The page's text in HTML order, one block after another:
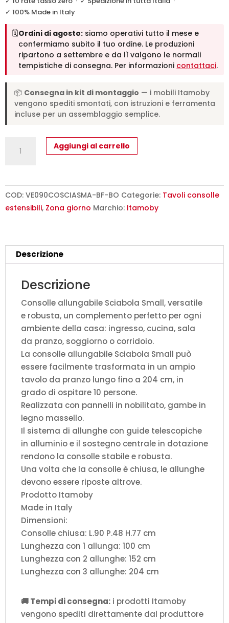
✓ 100% Made in Italy
🗓️Ordini di agosto: siamo operativi tutto il mese e
confermiamo subito il tuo ordine. Le produzioni
ripartono a settembre e da lì valgono le normali
tempistiche di consegna. Per informazioni contattaci.
📦 Consegna in kit di montaggio — i mobili Itamoby
vengono spediti smontati, con istruzioni e ferramenta
incluse per un assemblaggio semplice.
allungabile
Sciabola
Small
quantità
Aggiungi al carrello
COD: VE090COSCIASMA-BF-BO Categorie: Tavoli consolle
estensibili, Zona giorno Marchio: Itamoby
Descrizione
Descrizione
Consolle allungabile Sciabola Small, versatile
e robusta, un complemento perfetto per ogni
ambiente della casa: ingresso, cucina, sala
da pranzo, soggiorno o corridoio.
La consolle allungabile Sciabola Small può
essere facilmente trasformata in un ampio
tavolo da pranzo lungo fino a 204 cm, in
grado di ospitare 10 persone.
Realizzata con pannelli in nobilitato, gambe in
legno massello.
Il sistema di allunghe con guide telescopiche
in alluminio e il sostegno centrale in dotazione
rendono la consolle stabile e robusta.
Una volta che la consolle è chiusa, le allunghe
devono essere riposte altrove.
Prodotto Itamoby
Made in Italy
Dimensioni:
Consolle chiusa: L.90 P.48 H.77 cm
Lunghezza con 1 allunga: 100 cm
Lunghezza con 2 allunghe: 152 cm
Lunghezza con 3 allunghe: 204 cm
🚚 Tempi di consegna: i prodotti Itamoby
vengono spediti direttamente dal produttore